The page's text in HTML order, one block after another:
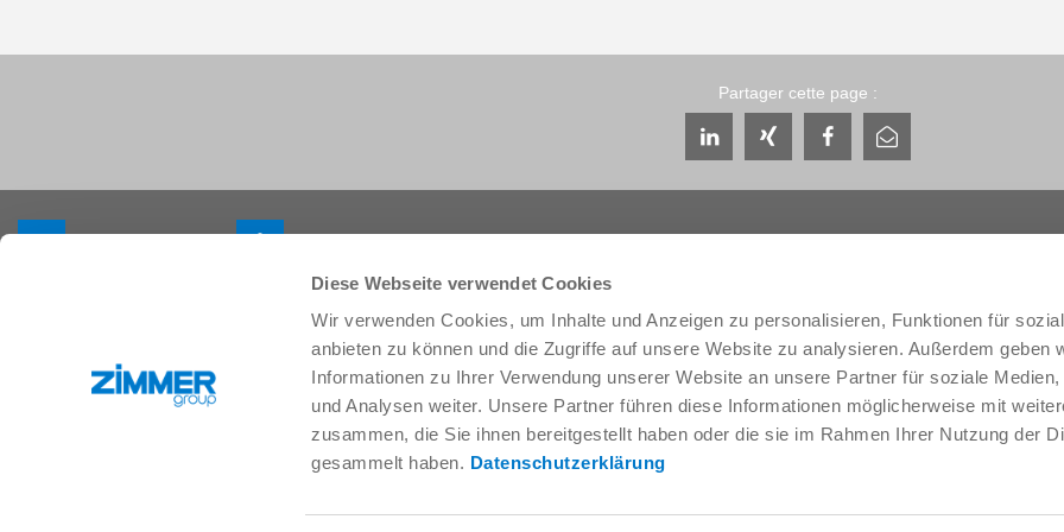
Diese Webseite verwendet Cookies
Wir verwenden Cookies, um Inhalte und Anzeigen zu personalisieren, Funktionen für
anbieten zu können und die Zugriffe auf unsere Website zu analysieren. Außerdem geben
Informationen zu Ihrer Verwendung unserer Website an unsere Partner für soziale Medien,
und Analysen weiter. Unsere Partner führen diese Informationen möglicherweise mit
zusammen, die Sie ihnen bereitgestellt haben oder die sie im Rahmen Ihrer Nutzung der
gesammelt haben. Datenschutzerklärung
Partager cette page :
Construction de machineset
Nouveautés
Solutions système
Technique des procédés
SOFT CLOSE
Interlocuteurs
Service
données
THE KNOW-HOW
Salons et événements
Zimmer Group